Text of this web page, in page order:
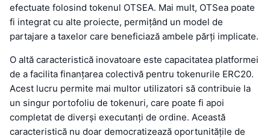
efectuate folosind tokenul OTSEA. Mai mult, OTSea poate
fi integrat cu alte proiecte, permițând un model de
partajare a taxelor care beneficiază ambele părți implicate.
O altă caracteristică inovatoare este capacitatea platformei
de a facilita finanțarea colectivă pentru tokenurile ERC20.
Acest lucru permite mai multor utilizatori să contribuie la
un singur portofoliu de tokenuri, care poate fi apoi
completat de diverși executanți de ordine. Această
caracteristică nu doar democratizează oportunitățile de